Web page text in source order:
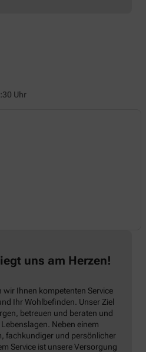
Uhr
uns am Herzen!
wir Ihnen kompetenten Service
Ihr Wohlbefinden. Unser Ziel
betreuen und beraten und
Neben einem
fachkundiger und persönlicher
Service ist unsere Versorgung